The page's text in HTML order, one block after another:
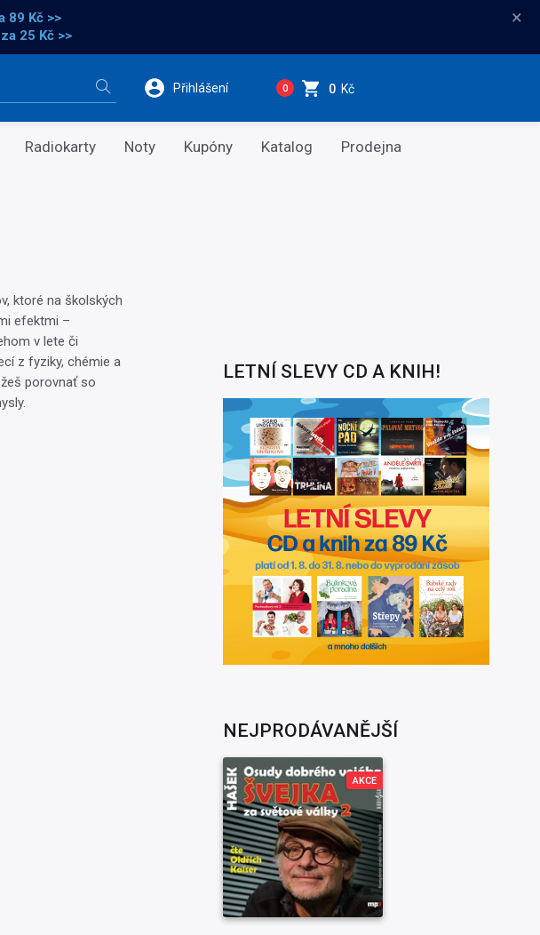
89 Kč >>
25 Kč >>
×
Přihlášení 0 0 Kč
Radiokarty Noty Kupóny Katalog Prodejna
ktoré na školských
efektmi –
v lete či
z fyziky, chémie a
porovnať so
LETNÍ SLEVY CD A KNIH!
NEJPRODÁVANĚJŠÍ
AKCE